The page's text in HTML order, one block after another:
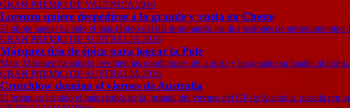
GRAN PREMIO DE VALENCIA 2016
Lorenzo quiere despedirse a lo grande y vuela en Cheste
El piloto balear ha sido el más rápido del día dominando las dos sesiones de
GRAN PREMIO DE AUSTRALIA 2016
Márquez tira de épica para lograr la Pole
Marc Márquez ha sabido leer bien las condiciones de la pista y ha ganado su batalla al crono.
GRAN PREMIO DE AUSTRALIA 2016
Crutchlow domina el viernes de Australia
El británico ha sido el más rápido de la jornada del viernes del GP de Australia, pasada por